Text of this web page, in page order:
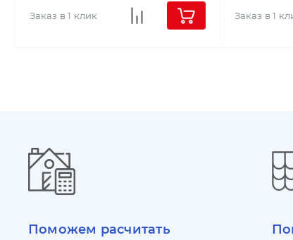
Заказ в 1 клик Заказ в 1
Поможем расчитать